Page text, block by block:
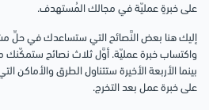
على خبرةٍ عمليّة في مجالك المُستهدف.
إليك هنا بعض النَّصائح التي ستساعدك في حلِّ
واكتساب خبرة عمليّة. أوَّل ثلاث نصائح
بينما الأربعة الأخيرة ستتناول الطرق والأماكن
على خبرة عمل بعد التخرج.